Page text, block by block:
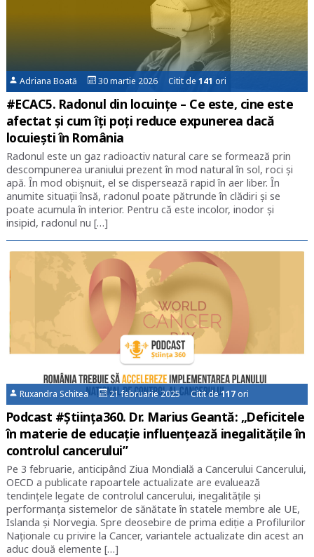
Adriana Boată 30 martie 2026 Citit de141 ori
#ECAC5. Radonul din locuințe – Ce este, cine este
afectat și cum îți poți reduce expunerea dacă
locuiești în România
Radonul este un gaz radioactiv natural care se formează prin
descompunerea uraniului prezent în mod natural în sol, roci și
apă. În mod obișnuit, el se dispersează rapid în aer liber. În
anumite situații însă, radonul poate pătrunde în clădiri și se
poate acumula în interior. Pentru că este incolor, inodor și
insipid, radonul nu […]
Ruxandra Schitea 21 februarie 2025 Citit de117 ori
Podcast #Știința360. Dr. Marius Geantă: „Deficitele
în materie de educație influențează inegalitățile în
controlul cancerului”
Pe 3 februarie, anticipând Ziua Mondială a Cancerului Cancerului,
OECD a publicate rapoartele actualizate are evaluează
tendințele legate de controlul cancerului, inegalitățile și
performanța sistemelor de sănătate în statele membre ale UE,
Islanda și Norvegia. Spre deosebire de prima ediție a Profilurilor
Naționale cu privire la Cancer, variantele actualizate din acest an
aduc două elemente […]